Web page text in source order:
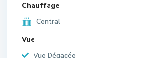
Chauffage
Central
Vue
Vue Dégagée